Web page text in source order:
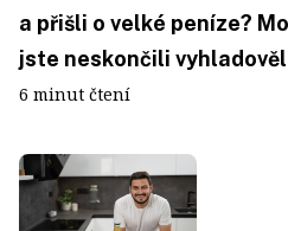
a přišli o velké peníze?
jste neskončili
6 minut čtení